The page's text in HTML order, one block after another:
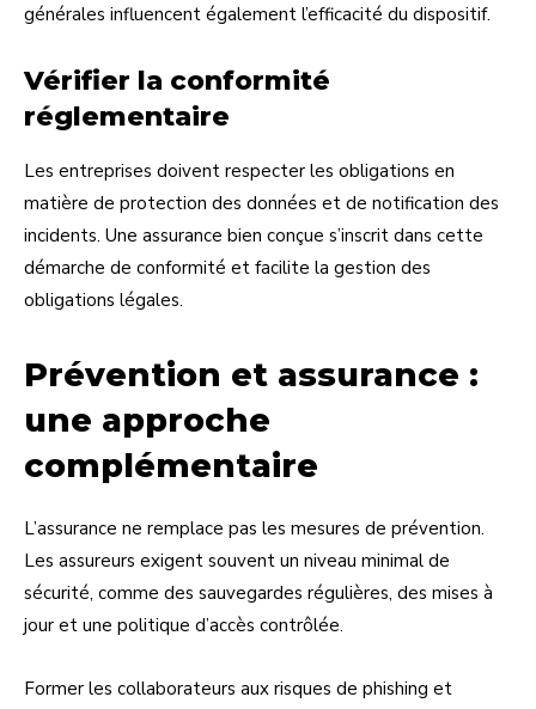
générales influencent également l’efficacité du dispositif.
Vérifier la conformité
réglementaire
Les entreprises doivent respecter les obligations en
matière de protection des données et de notification des
incidents. Une assurance bien conçue s’inscrit dans cette
démarche de conformité et facilite la gestion des
obligations légales.
Prévention et assurance :
une approche
complémentaire
L’assurance ne remplace pas les mesures de prévention.
Les assureurs exigent souvent un niveau minimal de
sécurité, comme des sauvegardes régulières, des mises à
jour et une politique d’accès contrôlée.
Former les collaborateurs aux risques de phishing et